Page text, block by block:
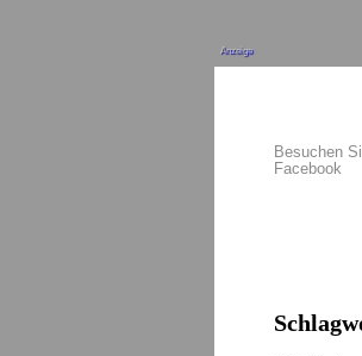
Anzeige
Besuchen
Facebook